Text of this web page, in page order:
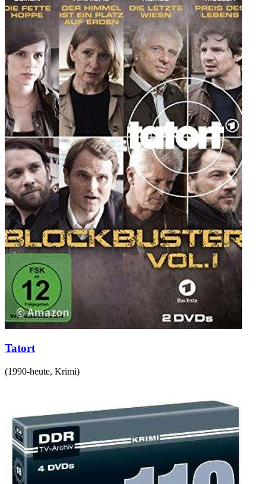
Tatort
(1990-heute, Krimi)